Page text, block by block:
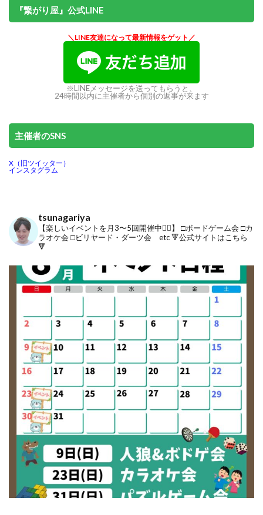
『繋がり屋』公式LINE
＼LINE友達になって最新情報をゲット／
※LINEメッセージを送ってもらうと、
24時間以内に主催者から個別の返事が来ます
主催者のSNS
X（旧ツイッター）
インスタグラム
tsunagariya
【楽しいイベントを月3〜5回開催中🙋‍♂️】 □ボードゲーム会 □カ
ラオケ会 □ビリヤード・ダーツ会 etc🔻公式サイトはこちら
🔻